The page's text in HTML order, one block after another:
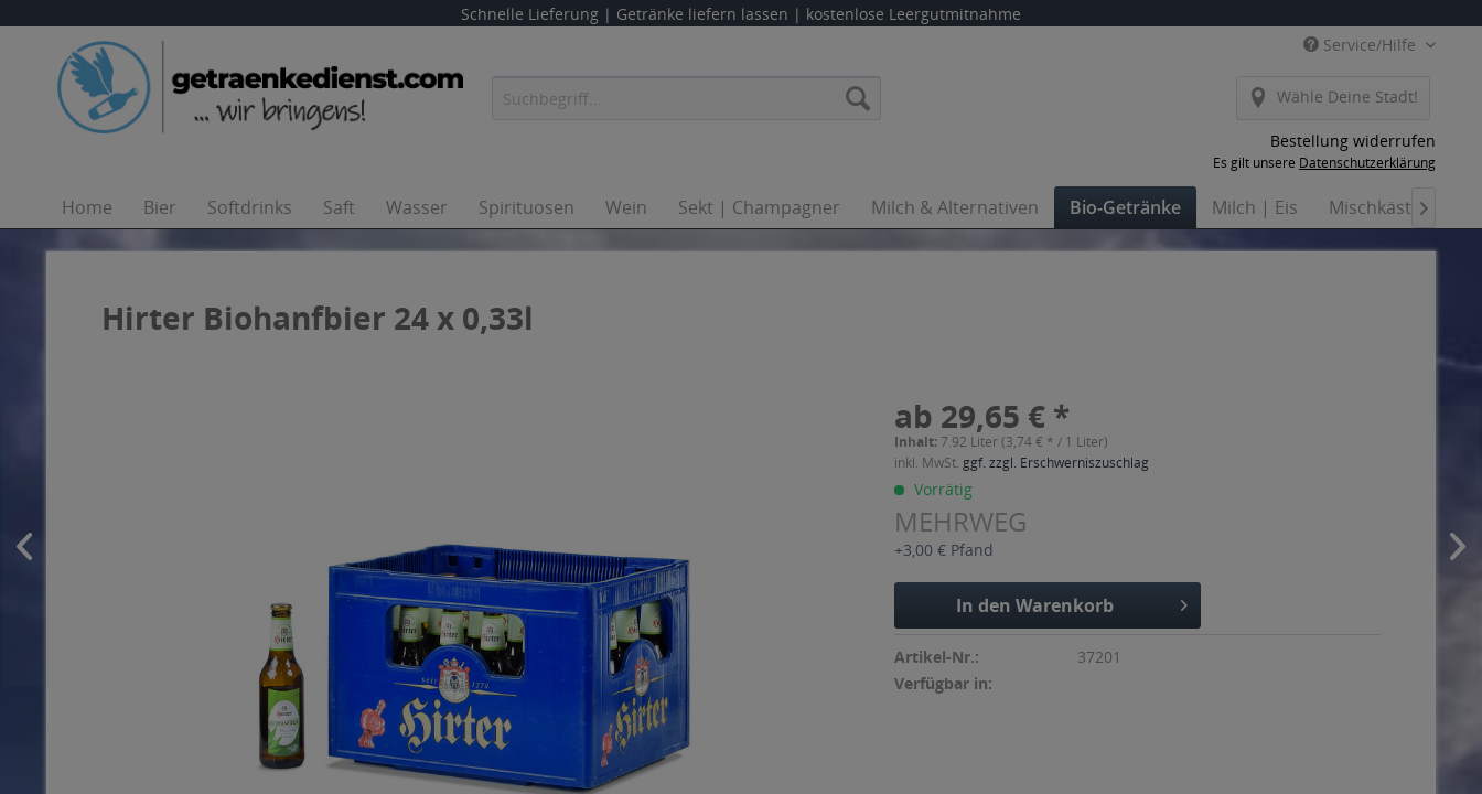
Schnelle Lieferung | Getränke liefern lassen | kostenlose Leergutmitnahme
Service/Hilfe
Wähle Deine Stadt!
Bestellung widerrufen
Es gilt unsere Datenschutzerklärung
Home Bier Softdrinks Saft Wasser Spirituosen Wein Sekt | Champagner Milch & Alternativen Bio-Getränke Milch | Eis Mischkästen

Hirter Biohanfbier 24 x 0,33l
ab 29,65 € *
Inhalt:7.92 Liter (3,74 € * / 1 Liter)
inkl. MwSt. ggf. zzgl. Erschwerniszuschlag
Vorrätig
MEHRWEG
+3,00 € Pfand
In den Warenkorb
Artikel-Nr.:
37201
Verfügbar in: